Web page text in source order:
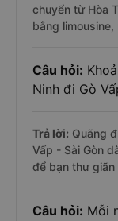
chuyển từ Hòa
bằng
Câu hỏi:
Ninh đi Gò
Trả lời: Quãng
Vấp - Sài Gòn
để bạn thư giãn
Câu hỏi: Mỗi